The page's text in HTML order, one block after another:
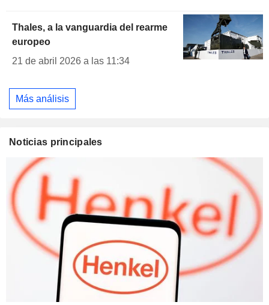
Thales, a la vanguardia del rearme
europeo
21 de abril 2026 a las 11:34
Más análisis
Noticias principales